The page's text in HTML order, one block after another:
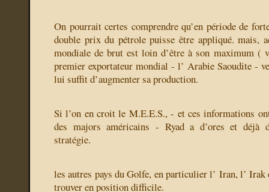
On pourrait certes comprendre qu’en période de
double prix du pétrole puisse être appliqué. mais,
mondiale de brut est loin d’être à son maximum (
premier exportateur mondial - l’ Arabie Saoudite -
lui suffit d’augmenter sa production.
Si l’on en croit le M.E.E.S., - et ces informations
des majors américains - Ryad a d’ores et déjà
stratégie.
les autres pays du Golfe, en particulier l’ Iran, l’ Irak
trouver en position difficile.